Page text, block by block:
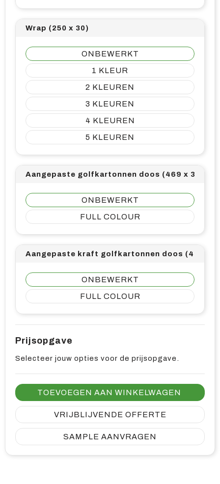
Wrap (250 x 30)
ONBEWERKT
1
2
3
4
5
Aangepaste golfkartonnen doos (469 x 301)
ONBEWERKT
FULL COLOUR
Aangepaste kraft golfkartonnen doos (469 x
ONBEWERKT
FULL COLOUR
Prijsopgave
Selecteer jouw opties voor de prijsopgave.
TOEVOEGEN AAN WINKELWAGEN
VRIJBLIJVENDE OFFERTE
SAMPLE AANVRAGEN